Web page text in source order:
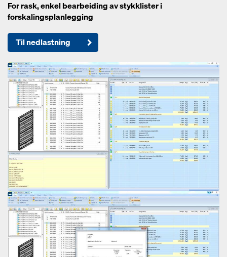
For rask, enkel bearbeiding av stykklister i
forskalingsplanlegging
Til nedlastning
Open
Open